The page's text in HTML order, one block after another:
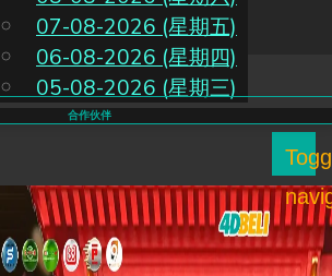
Chinese
Malay
07-08-2026 (星期五)
06-08-2026 (星期四)
05-08-2026 (星期三)
合作伙伴